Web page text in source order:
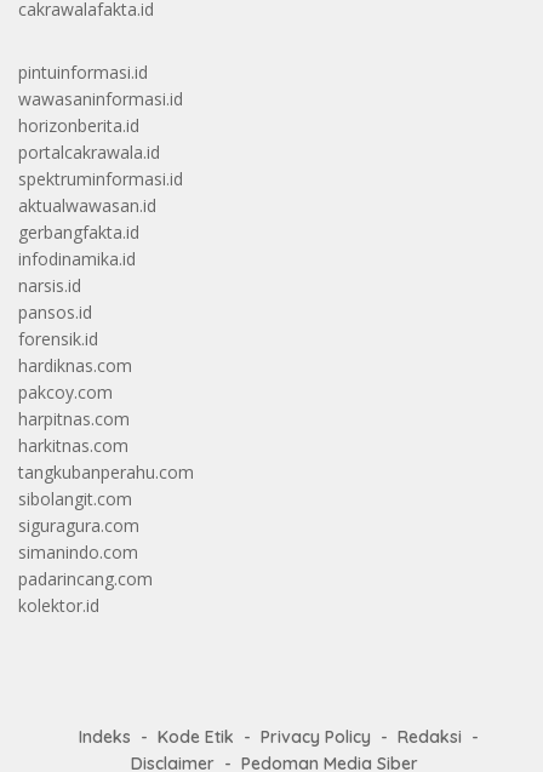
cakrawalafakta.id
pintuinformasi.id
wawasaninformasi.id
horizonberita.id
portalcakrawala.id
spektruminformasi.id
aktualwawasan.id
gerbangfakta.id
infodinamika.id
narsis.id
pansos.id
forensik.id
hardiknas.com
pakcoy.com
harpitnas.com
harkitnas.com
tangkubanperahu.com
sibolangit.com
siguragura.com
simanindo.com
padarincang.com
kolektor.id
Indeks Kode Etik Privacy Policy
Redaksi
Disclaimer
Pedoman Media Siber